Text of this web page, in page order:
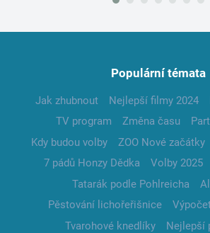
Populární témata
Jak zhubnout Nejlepší filmy 2024
TV program
Změna času
Kdy budou volby
ZOO Nové začátky
7 pádů Honzy Dědka
Volby 2025
Tatarák podle Pohlreicha
Pěstování lichořeřišnice
Tvarohové knedlíky
Nejlepší